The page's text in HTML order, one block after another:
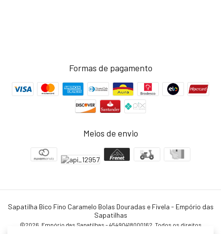
Formas de pagamento
Meios de envio
Sapatilha Bico Fino Caramelo Bolas Douradas e Fivela - Empório das
Sapatilhas
©2026. Empório das Sapatilhas - 45490418000162. Todos os direitos